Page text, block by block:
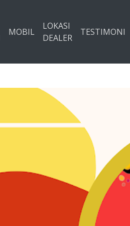
MOBIL
LOKASI
DEALER
TESTIMONI